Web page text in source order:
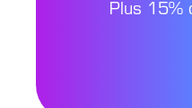
Plus 15%